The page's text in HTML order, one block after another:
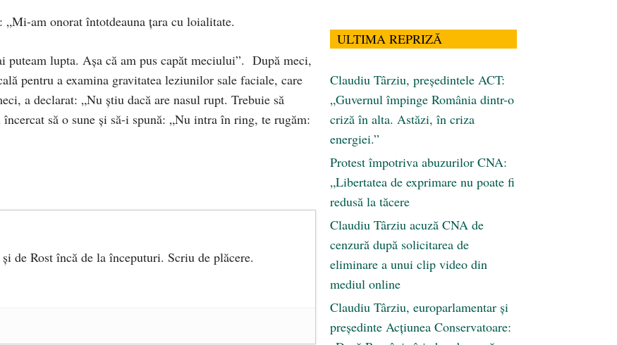
am onorat întotdeauna țara cu loialitate.
puteam lupta. Așa că am pus capăt meciului”. După meci,
pentru a examina gravitatea leziunilor sale faciale, care
a declarat: „Nu știu dacă are nasul rupt. Trebuie să
să o sune și să-i spună: „Nu intra în ring, te rugăm:
de Rost încă de la începuturi. Scriu de plăcere.
ULTIMA REPRIZĂ
Claudiu Târziu, președintele ACT:
„Guvernul împinge România dintr-o
criză în alta. Astăzi, în criza
energiei.”
Protest împotriva abuzurilor CNA:
„Libertatea de exprimare nu poate fi
redusă la tăcere
Claudiu Târziu acuză CNA de
cenzură după solicitarea de
eliminare a unui clip video din
mediul online
Claudiu Târziu, europarlamentar și
președinte Acțiunea Conservatoare: